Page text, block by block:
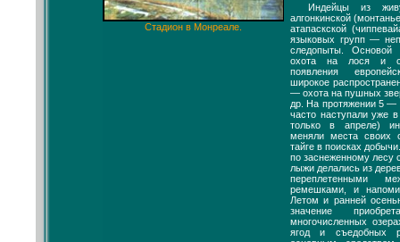
Стадион в Монреале.
Индейцы из
алгонкинской
атапаскской
языковых групп —
следопыты. Основой
охота на лося и
появления
широкое
— охота на пушных
др. На протяжении 5 —
часто наступали уже
только в апреле)
меняли места своих
тайге в поисках
по заснеженному лесу
лыжи делались из
переплетенными
ремешками, и
Летом и ранней
значение
многочисленных
ягод и съедобных